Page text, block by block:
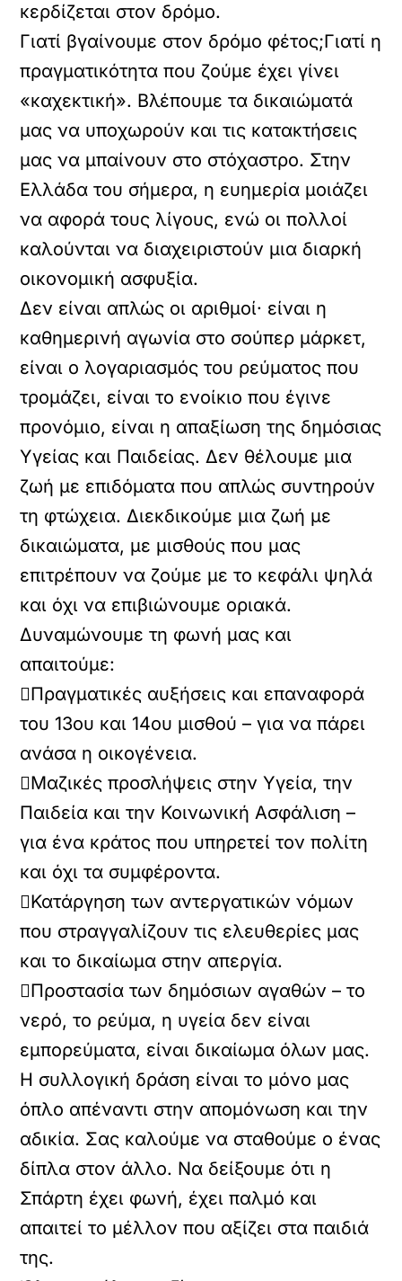
κερδίζεται στον δρόμο.
Γιατί βγαίνουμε στον δρόμο φέτος;Γιατί η
πραγματικότητα που ζούμε έχει γίνει
«καχεκτική». Βλέπουμε τα δικαιώματά
μας να υποχωρούν και τις κατακτήσεις
μας να μπαίνουν στο στόχαστρο. Στην
Ελλάδα του σήμερα, η ευημερία μοιάζει
να αφορά τους λίγους, ενώ οι πολλοί
καλούνται να διαχειριστούν μια διαρκή
οικονομική ασφυξία.
Δεν είναι απλώς οι αριθμοί· είναι η
καθημερινή αγωνία στο σούπερ μάρκετ,
είναι ο λογαριασμός του ρεύματος που
τρομάζει, είναι το ενοίκιο που έγινε
προνόμιο, είναι η απαξίωση της δημόσιας
Υγείας και Παιδείας. Δεν θέλουμε μια
ζωή με επιδόματα που απλώς συντηρούν
τη φτώχεια. Διεκδικούμε μια ζωή με
δικαιώματα, με μισθούς που μας
επιτρέπουν να ζούμε με το κεφάλι ψηλά
και όχι να επιβιώνουμε οριακά.
Δυναμώνουμε τη φωνή μας και
απαιτούμε:
Πραγματικές αυξήσεις και επαναφορά
του 13ου και 14ου μισθού – για να πάρει
ανάσα η οικογένεια.
Μαζικές προσλήψεις στην Υγεία, την
Παιδεία και την Κοινωνική Ασφάλιση –
για ένα κράτος που υπηρετεί τον πολίτη
και όχι τα συμφέροντα.
Κατάργηση των αντεργατικών νόμων
που στραγγαλίζουν τις ελευθερίες μας
και το δικαίωμα στην απεργία.
Προστασία των δημόσιων αγαθών – το
νερό, το ρεύμα, η υγεία δεν είναι
εμπορεύματα, είναι δικαίωμα όλων μας.
Η συλλογική δράση είναι το μόνο μας
όπλο απέναντι στην απομόνωση και την
αδικία. Σας καλούμε να σταθούμε ο ένας
δίπλα στον άλλο. Να δείξουμε ότι η
Σπάρτη έχει φωνή, έχει παλμό και
απαιτεί το μέλλον που αξίζει στα παιδιά
της.